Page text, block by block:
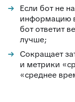
Если бот не
информацию
бот ответит
лучше;
Сокращает
и метрики
«среднее